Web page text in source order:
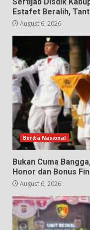
Sertijab Disdik
Estafet Beralih,
August 6, 2026
Berita Nasional
Bukan Cuma
Honor dan Bonus
August 6, 2026